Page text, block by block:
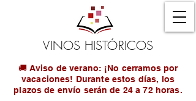
VINOS HISTÓRICOS
🚚 Aviso de verano: ¡No cerramos por
vacaciones! Durante estos días, los
plazos de envío serán de 24 a 72 horas.